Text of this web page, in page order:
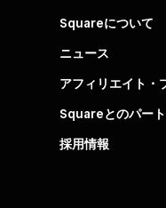
Squareについて
ニュース
アフィリエイト・
Squareとのパー
採用情報